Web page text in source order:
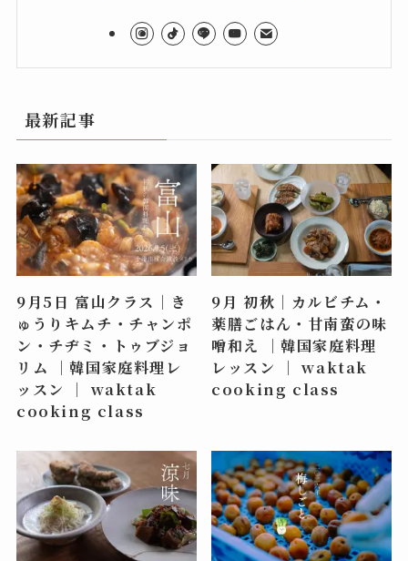
最新記事
9月5日 富山クラス｜き
ゅうりキムチ・チャンポ
ン・チヂミ・トゥブジョ
リム ｜韓国家庭料理レ
ッスン ｜ waktak
cooking class
9月 初秋｜カルビチム・
薬膳ごはん・甘南蛮の味
噌和え ｜韓国家庭料理
レッスン ｜ waktak
cooking class